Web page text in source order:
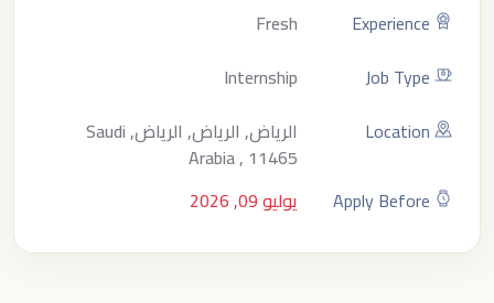
Experience
Fresh
Job Type
Internship
Location
الرياض, الرياض, الرياض, Saudi
Arabia , 11465
Apply Before
يوليو 09, 2026